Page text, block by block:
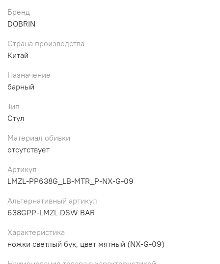
Бренд
DOBRIN
Страна производства
Китай
Назначение
барный
Тип
Стул
Материал обивки
отсутствует
Артикул
LMZL-PP638G_LB-MTR_P-NX-G-09
Альтернативный артикул
638GPP-LMZL DSW BAR
Характеристика
ножки светлый бук, цвет мятный (NX-G-09)